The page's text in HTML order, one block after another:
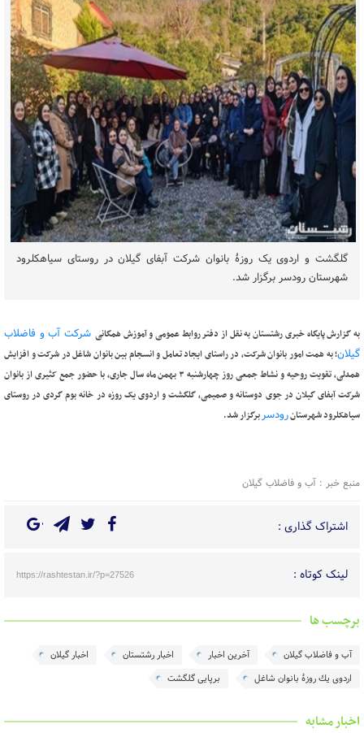
گلگشت و اردوی یک روزۀ بانوان شرکت آبفای گیلان در روستای سیاهکلرود
شهرستان رودسر برگزار شد.
به گزارش پایگاه خبری رشتستان به نقل از دفتر روابط عمومی و آموزش همگانی شرکت آب و فاضلاب
گیلان؛ به همت امور بانوان شرکت، در راستای ایجاد تعامل و انسجام بین بانوان شاغل در شرکت و افزایش
همدلی، تقویت روحیه و نشاط جمعی روز چهارشنبه ۳ بهمن ماه سال جاری، با حضور جمع کثیری از بانوان
شرکت آبفای گیلان در جوی دوستانه و صمیمی، گلگشت و اردوی یک روزه در خانه بوم گردی در روستای
سیاهکلرود شهرستانرودسربرگزار شد.
منبع خبر : آب و فاضلاب گیلان
اشتراک گذاری :
لینک کوتاه : https://rashtestan.ir/?p=27526
برچسب ها
آب و فاضلاب گیلان آخرین اخبار اخبار رشتستان
اخبار گیلان
اردوی یك روزۀ بانوان شاغل
برپایی گلگشت
اخبار مشابه